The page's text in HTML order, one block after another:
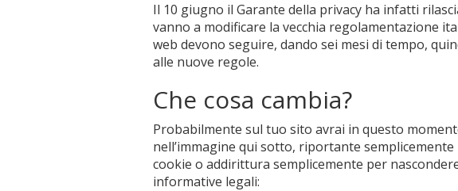
Il 10 giugno il Garante della privacy ha infatti
vanno a modificare la vecchia regolamentazione
web devono seguire, dando sei mesi di tempo,
alle nuove regole.
Che cosa cambia?
Probabilmente sul tuo sito avrai in questo
nell’immagine qui sotto, riportante
cookie o addirittura semplicemente per
informative legali: